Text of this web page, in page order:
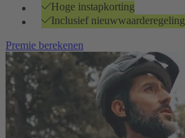
Hoge instapkorting
Inclusief nieuwwaarderegeling
Premie berekenen